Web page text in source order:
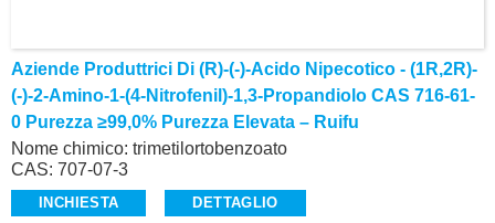
Aziende Produttrici Di (R)-(-)-Acido Nipecotico - (1R,2R)-
(-)-2-Amino-1-(4-Nitrofenil)-1,3-Propandiolo CAS 716-61-
0 Purezza ≥99,0% Purezza Elevata – Ruifu
Nome chimico: trimetilortobenzoato
CAS: 707-07-3
Analisi: ≥98,0% (GC)
Aspetto: liquido limpido e incolore
INCHIESTA DETTAGLIO